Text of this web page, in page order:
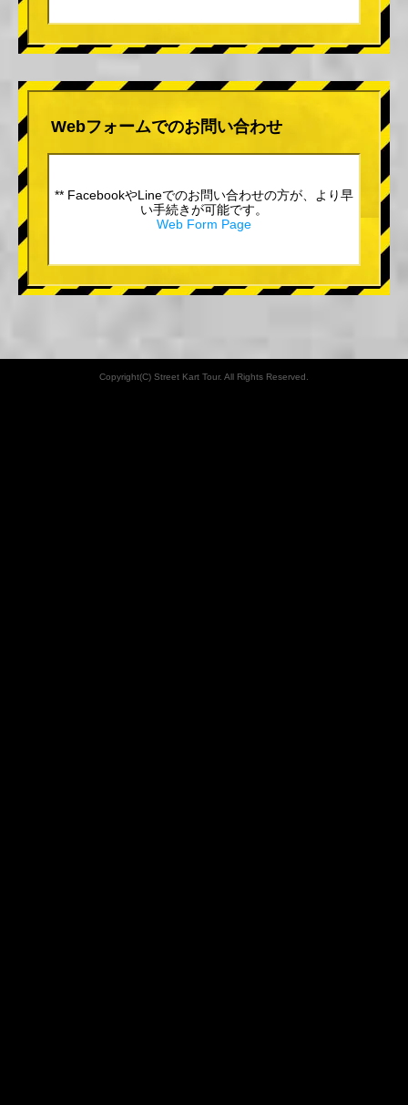
Webフォームでのお問い合わせ
** FacebookやLineでのお問い合わせの方が、より早
い手続きが可能です。
Web Form Page
Copyright(C) Street Kart Tour. All Rights Reserved.